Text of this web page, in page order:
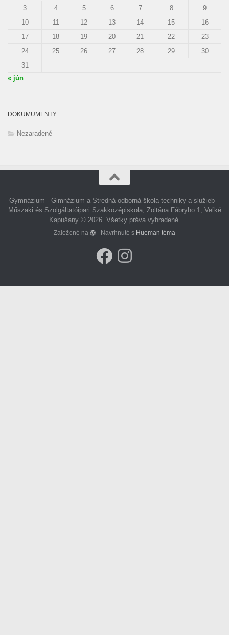
3
4 5 6 7 8
9
10
11 12 13 14 15
16
17
18 19 20 21 22
23
24
25 26 27 28 29
30
31
« jún
DOKUMUMENTY
Nezaradené
Gymnázium - Gimnázium a Stredná odborná škola techniky a služieb –
Műszaki és Szolgáltatóipari Szakközépiskola, Zoltána Fábryho 1, Veľké
Kapušany © 2026. Všetky práva vyhradené.
Založené na - Navrhnuté s Hueman téma